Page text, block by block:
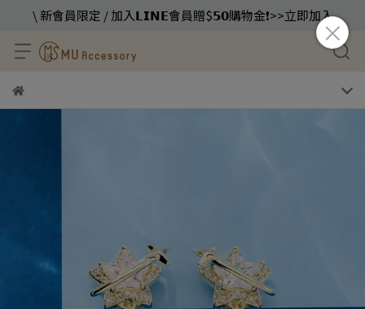
\ 新會員限定 / 加入𝗟𝗜𝗡𝗘會員贈$𝟱𝟬購物金❗️>>立即加入